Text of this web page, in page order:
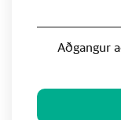
Aðgangur